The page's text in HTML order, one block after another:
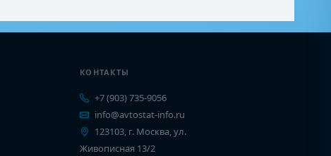
КОНТАКТЫ
+7 (903) 735-9056
info@avtostat-info.ru
123103, г. Москва, ул.
Живописная 13/2